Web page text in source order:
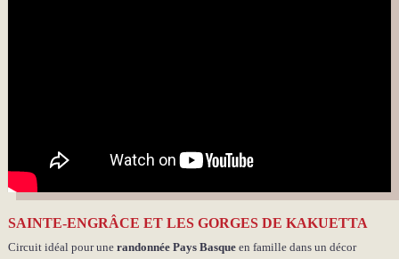
SAINTE-ENGRÂCE ET LES GORGES DE KAKUETTA
Circuit idéal pour une randonnée Pays Basqueen famille dans un décor